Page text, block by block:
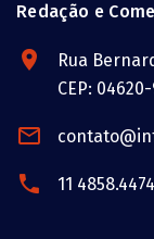
Redação e
Rua
CEP:
11 4858.4474